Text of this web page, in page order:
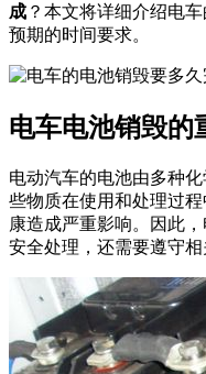
成 ？本文将详细介绍电
预期的时间要求。
电车电池销毁的
电动汽车的电池由多种
些物质在使用和处理过
康造成严重影响。因此
安全处理，还需要遵守相